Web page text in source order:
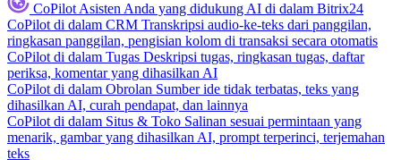
CoPilot Asisten Anda yang didukung AI di dalam Bitrix24
CoPilot di dalam CRM Transkripsi audio-ke-teks dari panggilan,
ringkasan panggilan, pengisian kolom di transaksi secara otomatis
CoPilot di dalam Tugas Deskripsi tugas, ringkasan tugas, daftar
periksa, komentar yang dihasilkan AI
CoPilot di dalam Obrolan Sumber ide tidak terbatas, teks yang
dihasilkan AI, curah pendapat, dan lainnya
CoPilot di dalam Situs & Toko Salinan sesuai permintaan yang
menarik, gambar yang dihasilkan AI, prompt terperinci, terjemahan
teks